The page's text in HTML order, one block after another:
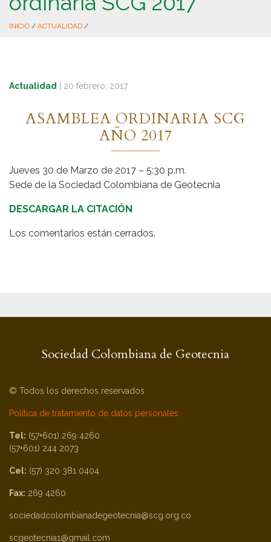
INICIO / ACTUALIDAD /
Actualidad 20 febrero, 2017
ASAMBLEA ORDINARIA SCG
AÑO 2017
Jueves 30 de Marzo de 2017 – 5:30 p.m.
Sede de la Sociedad Colombiana de Geotecnia
DESCARGAR LA CITACIÓN
Los comentarios están cerrados.
Sociedad Colombiana de Geotecnia
© Todos los derechos reservados
Política de tratamiento de datos personales
Tel: (57+601) 269 4260
(57+601) 244 2073
Cel: (57) 320 381 0404
Fax: 269 4260
sociedadcolombianadegeotecnia@scg.org.co
scgeotecnia1@gmail.com